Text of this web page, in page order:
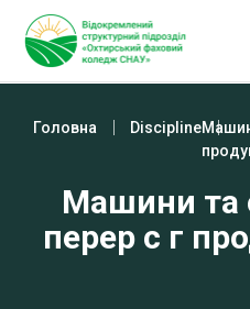
content
Головна Discipline
Машини та
перер с г